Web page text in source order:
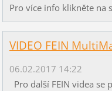
Pro více info klikněte na
VIDEO FEIN
06.02.2017 14:22
Pro další FEIN videa se